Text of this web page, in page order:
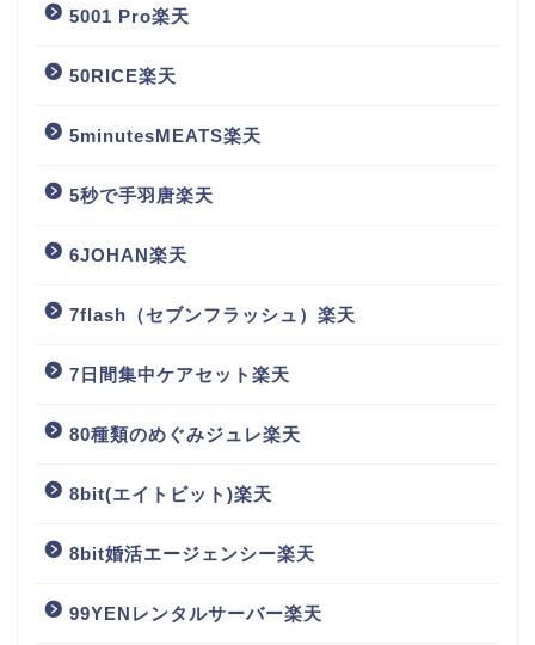
5001 Pro楽天
50RICE楽天
5minutesMEATS楽天
5秒で手羽唐楽天
6JOHAN楽天
7flash（セブンフラッシュ）楽天
7日間集中ケアセット楽天
80種類のめぐみジュレ楽天
8bit(エイトビット)楽天
8bit婚活エージェンシー楽天
99YENレンタルサーバー楽天